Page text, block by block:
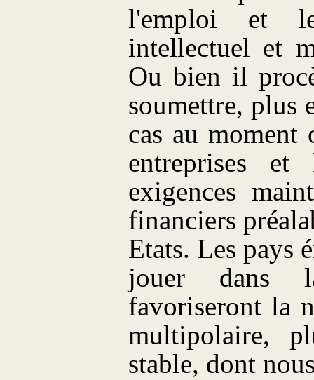
l'emploi et
intellectuel et
Ou bien il
soumettre, plus
cas au moment
entreprises et
exigences
financiers
Etats. Les pays
jouer dans
favoriseront la
multipolaire,
stable, dont